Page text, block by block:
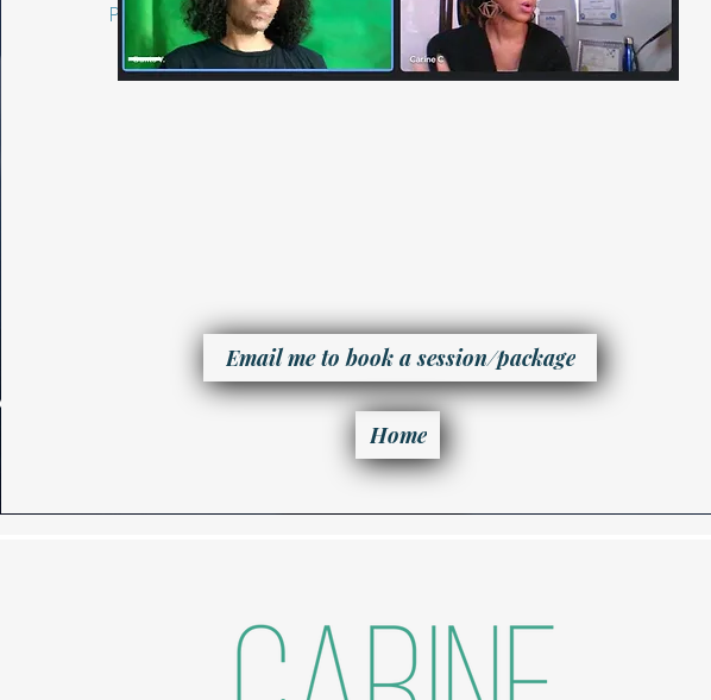
Price per session:$175
Email me to book a session/package
Home